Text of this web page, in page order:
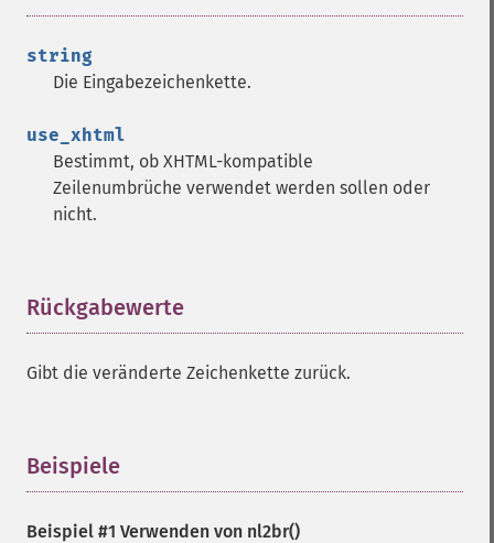
string
Die Eingabezeichenkette.
use_xhtml
Bestimmt, ob XHTML-kompatible
Zeilenumbrüche verwendet werden sollen oder
nicht.
Rückgabewerte
Gibt die veränderte Zeichenkette zurück.
Beispiele
Beispiel #1 Verwenden von nl2br()